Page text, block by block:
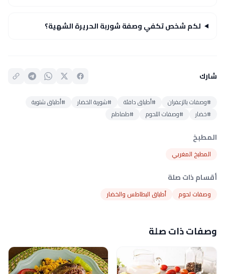
لكم شخص تكفي وصفة شوربة الحريرة الشهية؟
شارك
#وصفات بالزعفران #أطباق دافئة #شوربة الخضار
#أطباق شتوية
#خضار
#وصفات اللحوم #طماطم
المطبخ
المطبخ المغربي
أقسام ذات صلة
وصفات لحوم أطباق البطاطس والخضار
وصفات ذات صلة